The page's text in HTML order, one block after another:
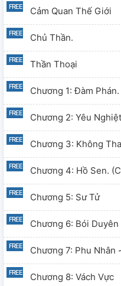
Cảm Quan Thế Giới
Chủ Thần.
Thần Thoại
Chương 1: Đàm Phán.
Chương 2: Yêu
Chương 3: Không
Chương 4: Hồ Sen.
Chương 5: Sư Tử
Chương 6: Bói Duyên
Chương 7: Phu Nhân
Chương 8: Vách Vực